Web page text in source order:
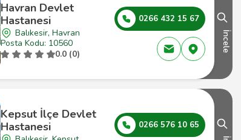
Havran Devlet
Hastanesi
Balıkesir, Havran
Posta Kodu: 10560
0.0 (0)
0266 432 15 67
İncele
Kepsut İlçe Devlet
Hastanesi
0266 576 10 65